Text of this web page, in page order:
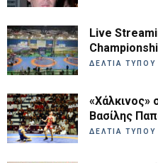
Live
ΔΕΛΤΙΑ ΤΥΠΟΥ
«Χάλκινος»
Βασίλης
ΔΕΛΤΙΑ ΤΥΠΟΥ